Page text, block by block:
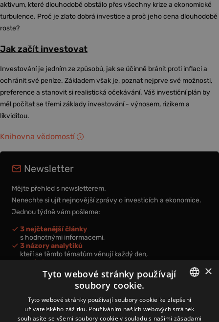
aktivum, které dlouhodobě obstálo přes všechny krize a ekonomické
turbulence. Proč je zlato dobrá investice a proč jeho cena dlouhodobě
roste?
Jak začít investovat
Investování je jedním ze způsobů, jak se účinně bránit proti inflaci a
ochránit své peníze. Základem však je, poznat nejprve své možnosti,
preference a stanovit si realistická očekávání. Váš investiční plán by
měl počítat se třemi základy investování - výnosem, rizikem a
likviditou.
Knihovna vědomostí
Newsletter
Mějte přehled s newsletterem.
Nenechte si ujít nejnovější zprávy o investicích a ekonomice.
Jednou týdně vám pošleme:
3 nejčtenější články
s hodnotnými informacemi,
3 názory analytiků
kteří se těmto tématům věnují každý den,
nová videa a podcasty
k prohloubení vašich znalostí.
Přihlášením k newsletteru vyjadřujete svůj souhlas spodmínkami
CZECH
×
Tyto webové stránky používají
soubory cookie.
Tyto webové stránky používají soubory cookie ke zlepšení
uživatelského zážitku. Používáním našich webových stránek
souhlasíte se všemi soubory cookie v souladu s našimi zásadami